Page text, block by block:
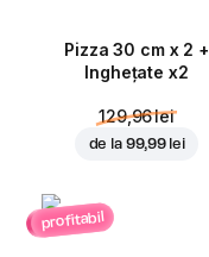
Pizza 30 cm x 2 +
Inghețate x2
129,96 lei
de la 99,99 lei
profitabil